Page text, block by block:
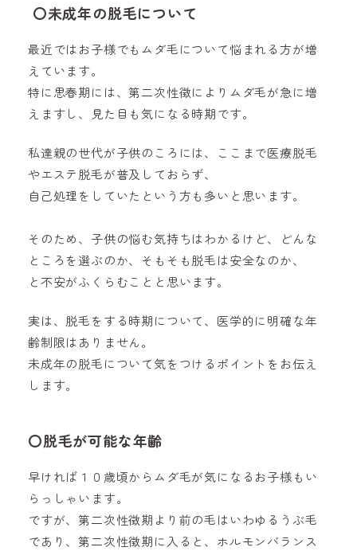
〇未成年の脱毛について
最近ではお子様でもムダ毛について悩まれる方が増
えています。
特に思春期には、第二次性徴によりムダ毛が急に増
えますし、見た目も気になる時期です。
私達親の世代が子供のころには、ここまで医療脱毛
やエステ脱毛が普及しておらず、
自己処理をしていたという方も多いと思います。
そのため、子供の悩む気持ちはわかるけど、どんな
ところを選ぶのか、そもそも脱毛は安全なのか、
と不安がふくらむことと思います。
実は、脱毛をする時期について、医学的に明確な年
齢制限はありません。
未成年の脱毛について気をつけるポイントをお伝え
します。
〇脱毛が可能な年齢
早ければ１０歳頃からムダ毛が気になるお子様もい
らっしゃいます。
ですが、第二次性徴期より前の毛はいわゆるうぶ毛
であり、第二次性徴期に入ると、ホルモンバランス